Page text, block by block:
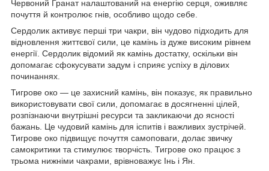
Червоний Гранат налаштований на енергію серця, оживляє
почуття й контролює гнів, особливо щодо себе.
Сердолик активує перші три чакри, він чудово підходить для
відновлення життєвої сили, це камінь із дуже високим рівнем
енергії. Сердолик відомий як камінь достатку, оскільки він
допомагає сфокусувати задум і сприяє успіху в ділових
починаннях.
Тигрове око — це захисний камінь, він показує, як правильно
використовувати свої сили, допомагає в досягненні цілей,
розпізнаючи внутрішні ресурси та закликаючи до ясності
бажань. Це чудовий камінь для іспитів і важливих зустрічей.
Тигрове око підвищує почуття самоповаги, долає звичку
самокритики та стимулює творчість. Тигрове око працює з
трьома нижніми чакрами, врівноважує Інь і Ян.